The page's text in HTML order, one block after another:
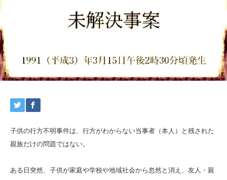
子供の行方不明事件は、行方がわからない当事者（本人）と残された
親族だけの問題ではない。
ある日突然、子供が家庭や学校や地域社会から忽然と消え、友人・親